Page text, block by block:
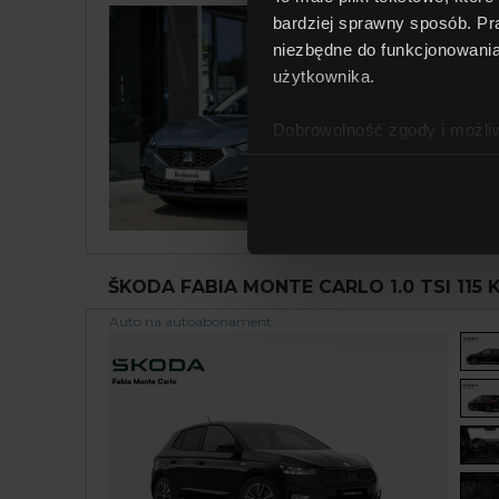
bardziej sprawny sposób.
niezbędne do
użytkownika.
Dobrowolność zgody i
stosowanie plików cookie,
Wycofanie zgody nie
Oznacza to, że działania
Twojej możliwości
związanych z
ŠKODA FABIA MONTE CARLO 1.0 TSI
Auto na autoabonament